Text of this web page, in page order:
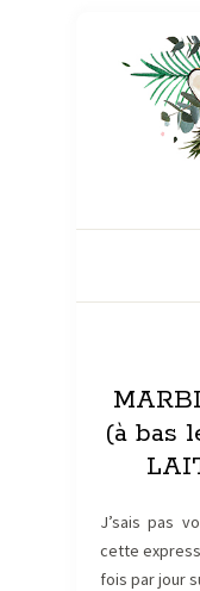
(à bas
J’sais pas
cette
fois par jour